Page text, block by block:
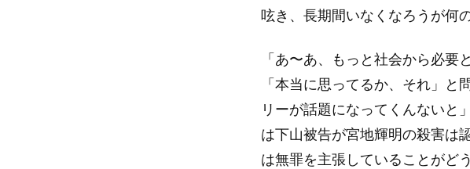
呟き、長期間いなくなろうが何
「あ〜あ、もっと社会から必
「本当に思ってるか、それ」
リーが話題になってくんないと
は下山被告が宮地輝明の殺害は
は無罪を主張していることがど